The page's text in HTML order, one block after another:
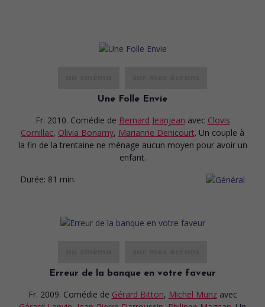
Une Folle Envie
Fr. 2010. Comédie de Bernard Jeanjean avec Clovis
Cornillac, Olivia Bonamy, Marianne Denicourt. Un couple à
la fin de la trentaine ne ménage aucun moyen pour avoir un
enfant.
Durée: 81 min.
Erreur de la banque en votre faveur
Fr. 2009. Comédie de Gérard Bitton, Michel Munz avec